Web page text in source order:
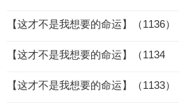
【这才不是我想要的命运】（1136）
【这才不是我想要的命运】（1134
【这才不是我想要的命运】（1133）